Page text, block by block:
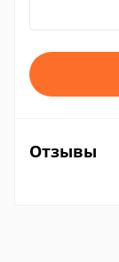
Отзывы